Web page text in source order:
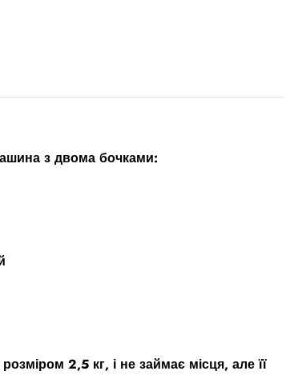
з двома бочками:
2,5 кг, і не займає місця, але її